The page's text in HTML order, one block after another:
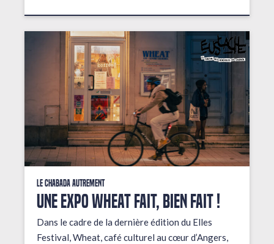
Le Chabada autrement
Une expo wheat fait, bien fait !
Dans le cadre de la dernière édition du Elles
Festival, Wheat, café culturel au cœur d’Angers,